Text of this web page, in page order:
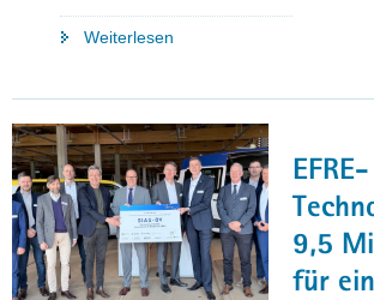
Weiterlesen
für
Sachsens
Popmusik
2026
verliehen"
EFRE-
9,5
für